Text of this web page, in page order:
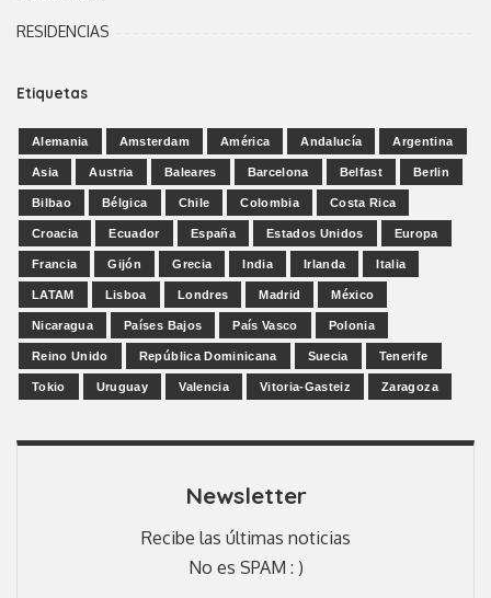
RESIDENCIAS
Etiquetas
Alemania Amsterdam América Andalucía Argentina
Asia Austria Baleares Barcelona Belfast Berlin
Bilbao Bélgica Chile Colombia Costa Rica
Croacia Ecuador España Estados Unidos Europa
Francia Gijón Grecia India Irlanda Italia
LATAM Lisboa Londres Madrid México
Nicaragua Países Bajos País Vasco Polonia
Reino Unido República Dominicana Suecia Tenerife
Tokio Uruguay Valencia Vitoria-Gasteiz Zaragoza
Newsletter
Recibe las últimas noticias
No es SPAM : )